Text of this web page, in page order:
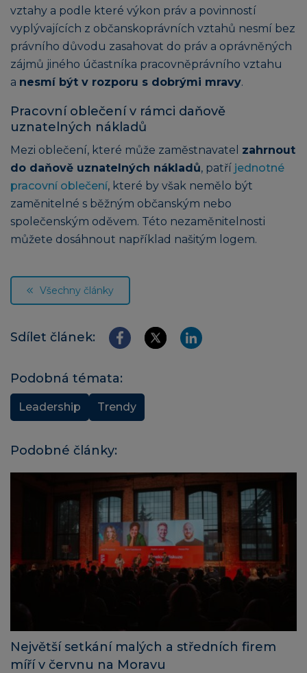
vztahy a podle které výkon práv a povinností
vyplývajících z občanskoprávních vztahů nesmí bez
právního důvodu zasahovat do práv a oprávněných
zájmů jiného účastníka pracovněprávního vztahu
a nesmí být v rozporu s dobrými mravy.
Pracovní oblečení v rámci daňově
uznatelných nákladů
Mezi oblečení, které může zaměstnavatel zahrnout
do daňově uznatelných nákladů, patří jednotné
pracovní oblečení, které by však nemělo být
zaměnitelné s běžným občanským nebo
společenským oděvem. Této nezaměnitelnosti
můžete dosáhnout například našitým logem.
Všechny články
Sdílet článek:
Podobná témata:
Leadership Trendy
Podobné články:
Největší setkání malých a středních firem
míří v červnu na Moravu